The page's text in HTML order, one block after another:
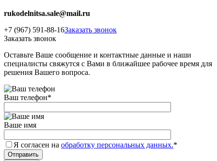
rukodelnitsa.sale@mail.ru
+7 (967) 591-88-16Заказать звонок
Заказать звонок
Оставьте Ваше сообщение и контактные данные и наши
специалисты свяжутся с Вами в ближайшее рабочее время для
решения Вашего вопроса.
Ваш телефон*
Ваше имя
Я согласен на обработку персональных данных.*